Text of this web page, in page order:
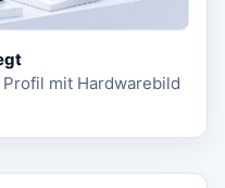
mit Hardwarebild